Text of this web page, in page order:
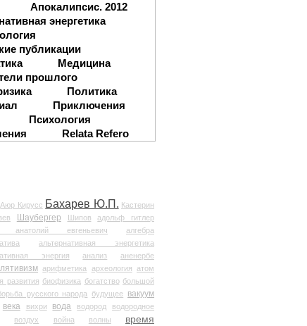
Апокалипсис. 2012
энергетика
публикации
Медицина
прошлого
Политика
Приключения
Психология
Relata Refero
Аюр Кирусс Бахарев Ю.П. Кастерин
Шаубергер Шипов
адольф гитлер
анатолий евгеньевич
алгебра
альтернативная энергетика
энергия
анализ аненербе
арифметика археология атом
развития биофизика богатство большой
русского народа будущее вакуум
века вихри вода водород
водородное
воздух война волны
время